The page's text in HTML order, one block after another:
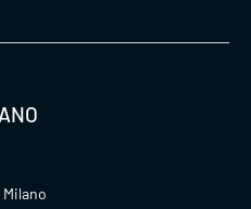
Milano